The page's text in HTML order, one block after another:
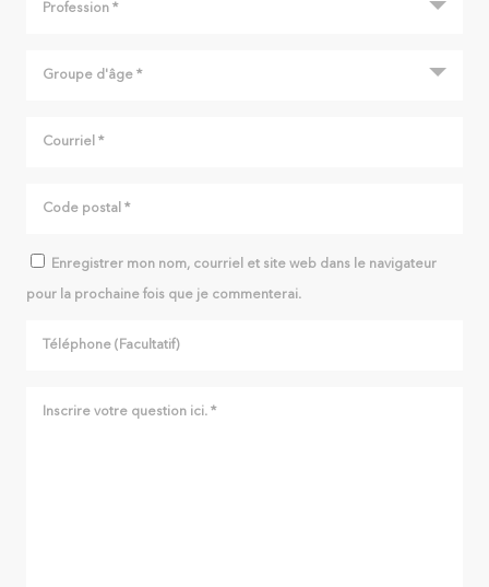
Enregistrer mon nom, courriel et site web dans le navigateur
pour la prochaine fois que je commenterai.